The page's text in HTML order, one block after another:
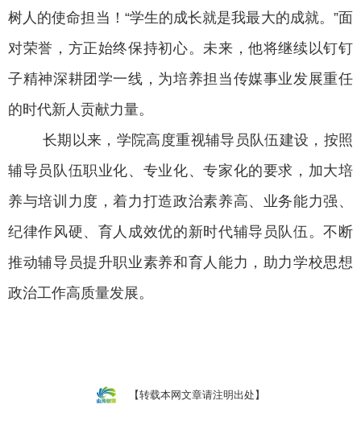
树人的使命担当！“学生的成长就是我最大的成就。”面
对荣誉，方正始终保持初心。未来，他将继续以钉钉
子精神深耕团学一线，为培养担当传媒事业发展重任
的时代新人贡献力量。
长期以来，学院高度重视辅导员队伍建设，按照
辅导员队伍职业化、专业化、专家化的要求，加大培
养与培训力度，着力打造政治素养高、业务能力强、
纪律作风硬、育人成效优的新时代辅导员队伍。不断
推动辅导员提升职业素养和育人能力，助力学校思想
政治工作高质量发展。
【转载本网文章请注明出处】